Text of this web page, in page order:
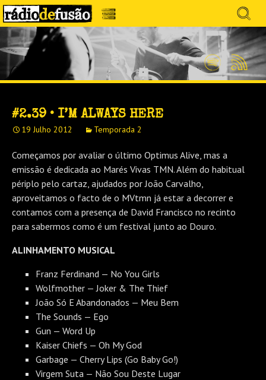
Avançar
para
o
conteúdo
Menu
Search
for:
RÁDIO DEFUSÃO
MÚSICA SEM PRECONCEITOS. CONVERSA
SEM PRETENSÕES.
SpotifyFeed
RSS
#2.39 • I’M ALWAYS HERE
19 Julho 2012 Temporada 2
Começamos por avaliar o último Optimus Alive, mas a
emissão é dedicada ao Marés Vivas TMN. Além do habitual
périplo pelo cartaz, ajudados por João Carvalho,
aproveitamos o facto de o MVtmn já estar a decorrer e
contamos com a presença de David Francisco no recinto
para sabermos como é um festival junto ao Douro.
ALINHAMENTO MUSICAL
Franz Ferdinand — No You Girls
Wolfmother — Joker & The Thief
João Só E Abandonados — Meu Bem
The Sounds — Ego
Gun — Word Up
Kaiser Chiefs — Oh My God
Garbage — Cherry Lips (Go Baby Go!)
Virgem Suta — Não Sou Deste Lugar